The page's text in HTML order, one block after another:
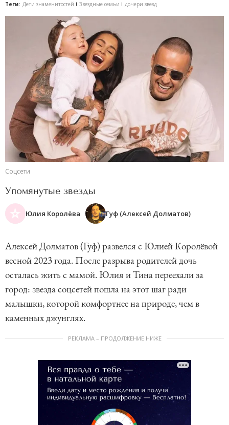
Теги: Дети знаменитостей Звездные семьи дочери звезд
Соцсети
Упомянутые звезды
Юлия Королёва Гуф (Алексей Долматов)
Алексей Долматов (Гуф) развелся с Юлией Королёвой
весной 2023 года. После разрыва родителей дочь
осталась жить с мамой. Юлия и Тина переехали за
город: звезда соцсетей пошла на этот шаг ради
малышки, которой комфортнее на природе, чем в
каменных джунглях.
РЕКЛАМА – ПРОДОЛЖЕНИЕ НИЖЕ